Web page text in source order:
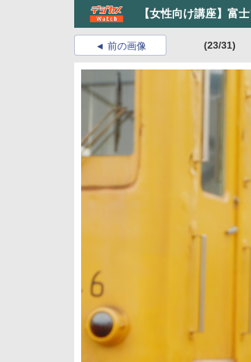
【女性向け講座】富
前の画像 (23/31)